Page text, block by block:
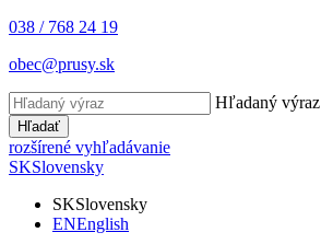
038 / 768 24 19
obec@prusy.sk
Hľadaný výraz
Hľadať
rozšírené vyhľadávanie
SKSlovensky
SKSlovensky
ENEnglish